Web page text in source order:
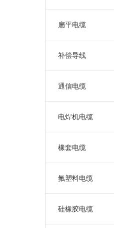
扁平电缆
补偿导线
通信电缆
电焊机电缆
橡套电缆
氟塑料电缆
硅橡胶电缆